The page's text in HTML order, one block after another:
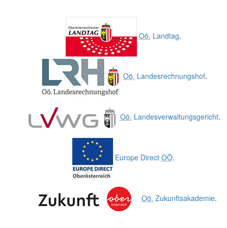
Oö. Landtag.
Oö. Landesrechnungshof.
Oö. Landesverwaltungsgericht.
Europe Direct OÖ.
Oö. Zukunftsakademie.